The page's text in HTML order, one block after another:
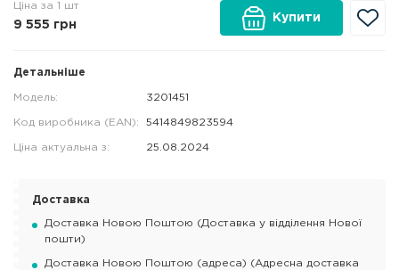
Ціна за 1 шт
9 555 грн
Купити
Детальніше
Модель: 3201451
Код виробника (EAN): 5414849823594
Ціна актуальна з: 25.08.2024
Доставка
Доставка Новою Поштою (Доставка у відділення Нової
пошти)
Доставка Новою Поштою (адреса) (Адресна доставка